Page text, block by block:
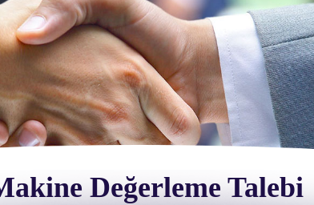
Değerleme Talebi